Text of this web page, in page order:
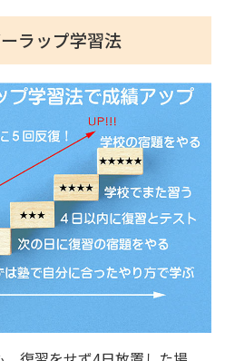
ラップ学習法